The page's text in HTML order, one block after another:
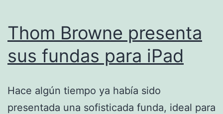
Thom Browne presenta
sus fundas para iPad
Hace algún tiempo ya había sido
presentada una sofisticada funda, ideal para